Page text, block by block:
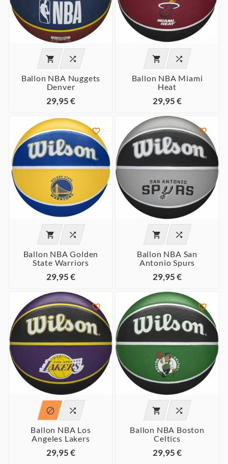
 
Ballon NBA Nuggets
Denver
29,95 €
 
Ballon NBA Miami
Heat
29,95 €

 
Ballon NBA Golden
State Warriors
29,95 €

 
Ballon NBA San
Antonio Spurs
29,95 €

 
Ballon NBA Los
Angeles Lakers
29,95 €

 
Ballon NBA Boston
Celtics
29,95 €